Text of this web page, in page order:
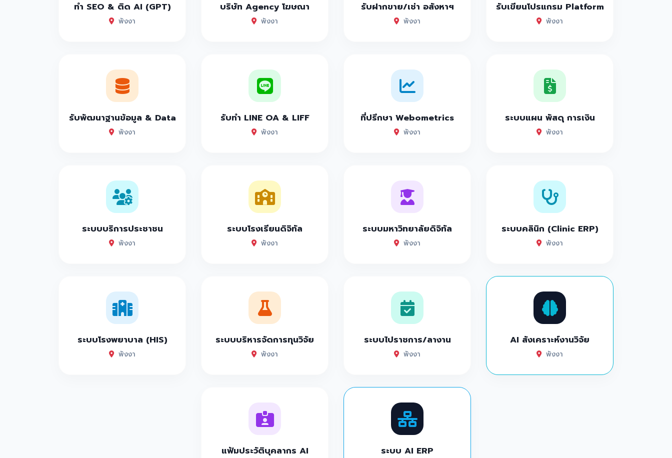
ทำ SEO & ติด AI (GPT)
พังงา
บริษัท Agency โฆษณา
พังงา
รับฝากขาย/เช่า อสังหาฯ
พังงา
รับเขียนโปรแกรม Platform
พังงา
รับพัฒนาฐานข้อมูล & Data
พังงา
รับทำ LINE OA & LIFF
พังงา
ที่ปรึกษา Webometrics
พังงา
ระบบแผน พัสดุ การเงิน
พังงา
ระบบบริการประชาชน
พังงา
ระบบโรงเรียนดิจิทัล
พังงา
ระบบมหาวิทยาลัยดิจิทัล
พังงา
ระบบคลินิก (Clinic ERP)
พังงา
ระบบโรงพยาบาล (HIS)
พังงา
ระบบบริหารจัดการทุนวิจัย
พังงา
ระบบไปราชการ/ลางาน
พังงา
AI สังเคราะห์งานวิจัย
พังงา
แฟ้มประวัติบุคลากร AI ระบบ AI ERP